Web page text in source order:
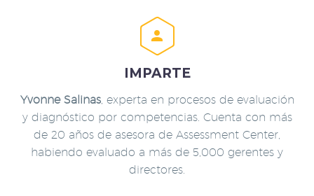


IMPARTE
Yvonne Salinas, experta en procesos de evaluación
y diagnóstico por competencias. Cuenta con más
de 20 años de asesora de Assessment Center,
habiendo evaluado a más de 5,000 gerentes y
directores.